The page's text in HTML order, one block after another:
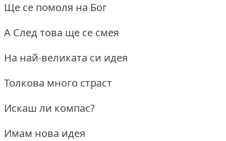
Ще се помоля на Бог
А След това ще се смея
На най-великата си идея
Толкова много страст
Искаш ли компас?
Имам нова идея